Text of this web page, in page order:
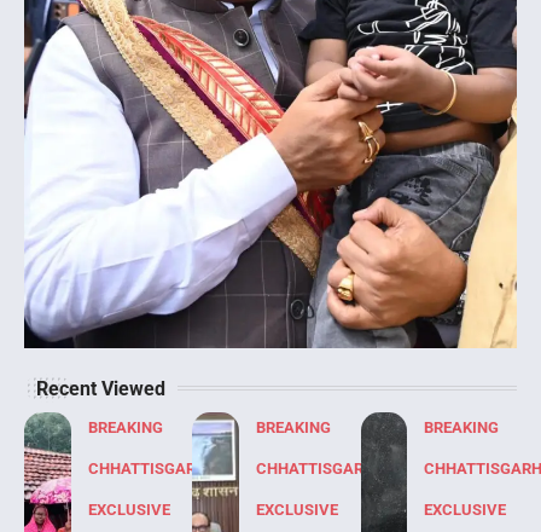
Recent Viewed
BREAKING
CHHATTISGARH
EXCLUSIVE
BREAKING
CHHATTISGARH
EXCLUSIVE
BREAKING
EXCLUSIVE